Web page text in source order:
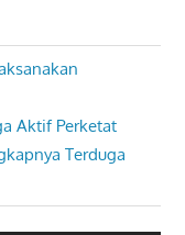
Aktif Perketat
Terduga